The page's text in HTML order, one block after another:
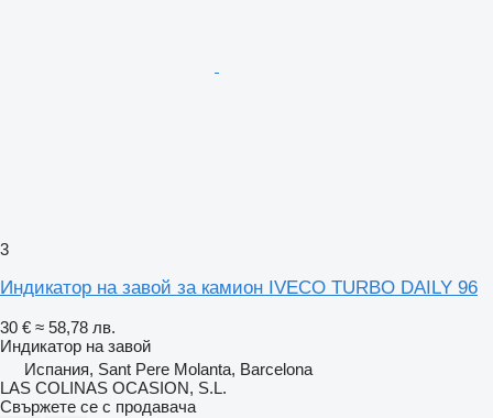
3
Индикатор на завой за камион IVECO TURBO DAILY 96
30 € ≈ 58,78 лв.
Индикатор на завой
Испания, Sant Pere Molanta, Barcelona
LAS COLINAS OCASION, S.L.
Свържете се с продавача